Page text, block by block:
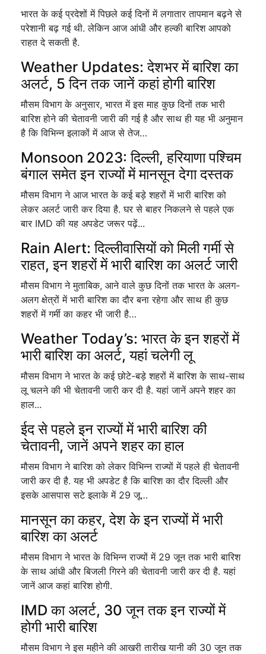
भारत के कई प्रदेशों में पिछले कई दिनों में लगातार तापमान बढ़ने से
परेशानी बढ़ गई थी. लेकिन आज आंधी और हल्की बारिश आपको
राहत दे सकती है.
Weather Updates: देशभर में बारिश का
अलर्ट, 5 दिन तक जानें कहां होगी बारिश
मौसम विभाग के अनुसार, भारत में इस माह कुछ दिनों तक भारी
बारिश होने की चेतावनी जारी की गई है और साथ ही यह भी अनुमान
है कि विभिन्न इलाकों में आज से तेज…
Monsoon 2023: दिल्ली, हरियाणा पश्चिम
बंगाल समेत इन राज्यों में मानसून देगा दस्तक
मौसम विभाग ने आज भारत के कई बड़े शहरों में भारी बारिश को
लेकर अलर्ट जारी कर दिया है. घर से बाहर निकलने से पहले एक
बार IMD की यह अपडेट जरूर पढ़ें...
Rain Alert: दिल्लीवासियों को मिली गर्मी से
राहत, इन शहरों में भारी बारिश का अलर्ट जारी
मौसम विभाग ने मुताबिक, आने वाले कुछ दिनों तक भारत के अलग-
अलग क्षेत्रों में भारी बारिश का दौर बना रहेगा और साथ ही कुछ
शहरों में गर्मी का कहर भी जारी है…
Weather Today’s: भारत के इन शहरों में
भारी बारिश का अलर्ट, यहां चलेगी लू
मौसम विभाग ने भारत के कई छोटे-बड़े शहरों में बारिश के साथ-साथ
लू चलने की भी चेतावनी जारी कर दी है. यहां जानें अपने शहर का
हाल...
ईद से पहले इन राज्यों में भारी बारिश की
चेतावनी, जानें अपने शहर का हाल
मौसम विभाग ने बारिश को लेकर विभिन्न राज्यों में पहले ही चेतावनी
जारी कर दी है. यह भी अपडेट है कि बारिश का दौर दिल्ली और
इसके आसपास सटे इलाके में 29 जू…
मानसून का कहर, देश के इन राज्यों में भारी
बारिश का अलर्ट
मौसम विभाग ने भारत के विभिन्न राज्यों में 29 जून तक भारी बारिश
के साथ आंधी और बिजली गिरने की चेतावनी जारी कर दी है. यहां
जानें आज कहां बारिश होगी.
IMD का अलर्ट, 30 जून तक इन राज्यों में
होगी भारी बारिश
मौसम विभाग ने इस महीने की आखरी तारीख यानी की 30 जून तक